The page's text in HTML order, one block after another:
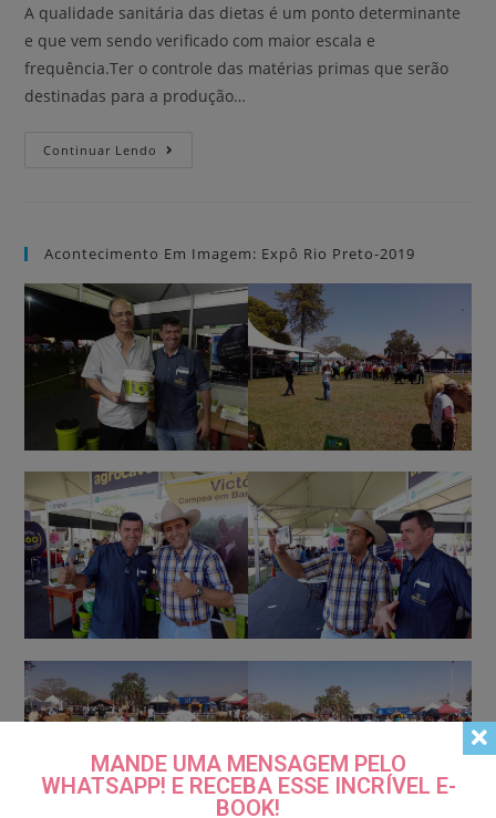
A qualidade sanitária das dietas é um ponto determinante
e que vem sendo verificado com maior escala e
frequência.Ter o controle das matérias primas que serão
destinadas para a produção…
Continuar Lendo
Acontecimento Em Imagem: Expô Rio Preto-2019
MANDE UMA MENSAGEM PELO
WHATSAPP! E RECEBA ESSE INCRÍVEL E-
BOOK!